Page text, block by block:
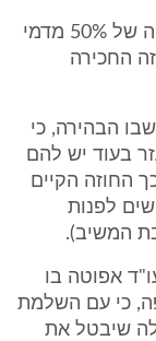
במכתב נטען, כי המבקשים זכאים להנחה של 50% מדמי
סעיף 11(ב) לחוזה החכירה
הבהירה, כי
בעוד יש להם
החוזה הקיים
לפנות
אפוטה בו
כי עם השלמת
שיבטל את